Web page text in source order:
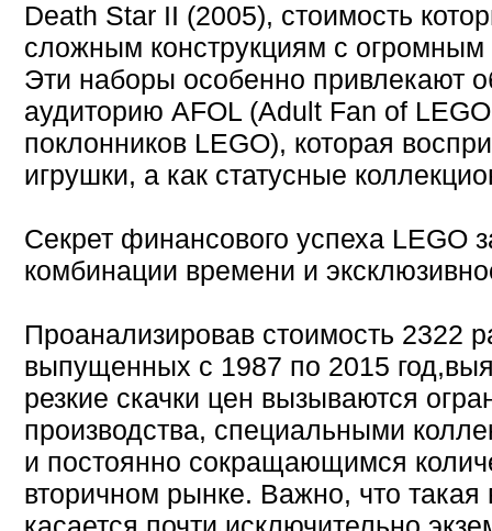
Death Star II (2005), стоимость
сложным конструкциям с огромным
Эти наборы особенно привлекают
аудиторию AFOL (Adult Fan of
поклонников LEGO), которая
игрушки, а как статусные
Секрет финансового успеха LEGO
комбинации времени и
Проанализировав стоимость 2322
выпущенных с 1987 по 2015
резкие скачки цен вызываются
производства, специальными
и постоянно сокращающимся
вторичном рынке. Важно, что такая